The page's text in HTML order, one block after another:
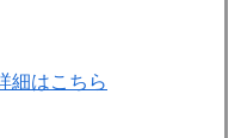
細はこちら